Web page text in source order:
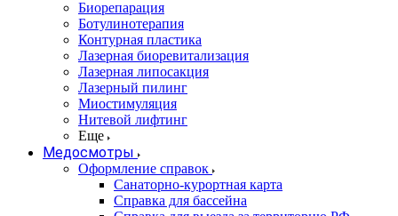
Биорепарация
Ботулинотерапия
Контурная пластика
Лазерная биоревитализация
Лазерная липосакция
Лазерный пилинг
Миостимуляция
Нитевой лифтинг
Еще
Медосмотры
Оформление справок
Санаторно-курортная карта
Справка для бассейна